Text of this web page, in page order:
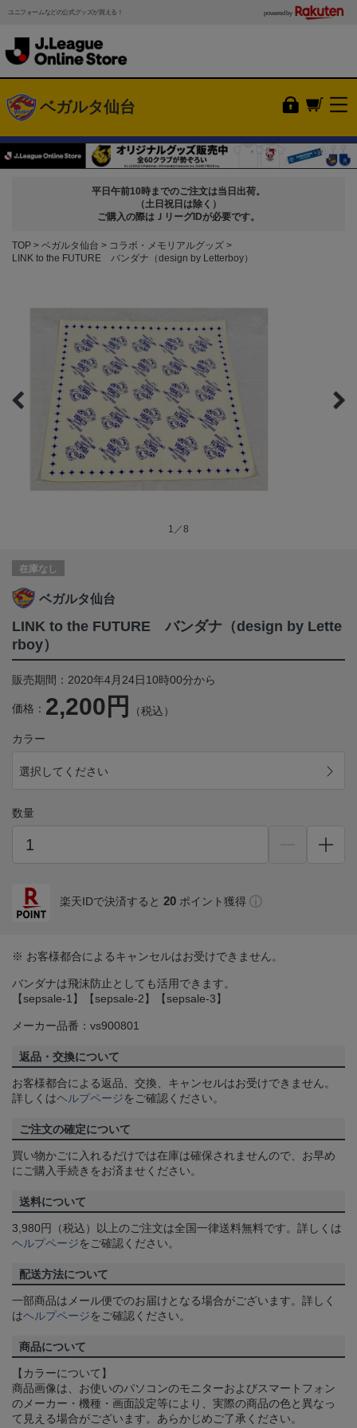
ユニフォームなどの公式グッズが買える！ powered by
ベガルタ仙台
平日午前10時までのご注文は当日出荷。
（土日祝日は除く）
ご購入の際はＪリーグIDが必要です。
TOP ベガルタ仙台
コラボ・メモリアルグッズ
LINK to the FUTURE バンダナ（design by Letterboy）
1／8
在庫なし
ベガルタ仙台
LINK to the FUTURE バンダナ（design by Lette
rboy）
販売期間：2020年4月24日10時00分から
価格： 2,200円 （税込）
カラー
選択してください
数量
楽天IDで決済すると 20 ポイント獲得
※ お客様都合によるキャンセルはお受けできません。
バンダナは飛沫防止としても活用できます。
【sepsale-1】【sepsale-2】【sepsale-3】
メーカー品番：vs900801
返品・交換について
お客様都合による返品、交換、キャンセルはお受けできません。
詳しくはヘルプページをご確認ください。
ご注文の確定について
買い物かごに入れるだけでは在庫は確保されませんので、お早め
にご購入手続きをお済ませください。
送料について
3,980円（税込）以上のご注文は全国一律送料無料です。詳しくは
ヘルプページをご確認ください。
配送方法について
一部商品はメール便でのお届けとなる場合がございます。詳しく
はヘルプページをご確認ください。
商品について
【カラーについて】
商品画像は、お使いのパソコンのモニターおよびスマートフォン
のメーカー・機種・画面設定等により、実際の商品の色と異なっ
て見える場合がございます。あらかじめご了承ください。